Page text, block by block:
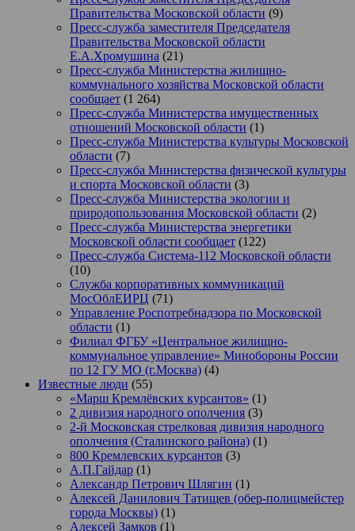
Правительства Московской области (9)
Пресс-служба заместителя Председателя
Правительства Московской области
Е.А.Хромушина (21)
Пресс-служба Министерства жилищно-
коммунального хозяйства Московской области
сообщает (1 264)
Пресс-служба Министерства имущественных
отношений Московской области (1)
Пресс-служба Министерства культуры Московской
области (7)
Пресс-служба Министерства физической культуры
и спорта Московской области (3)
Пресс-служба Министерства экологии и
природопользования Московской области (2)
Пресс-служба Министерства энергетики
Московской области сообщает (122)
Пресс-служба Система-112 Московской области
(10)
Служба корпоративных коммуникаций
МосОблЕИРЦ (71)
Управление Роспотребнадзора по Московской
области (1)
Филиал ФГБУ «Центральное жилищно-
коммунальное управление» Минобороны России
по 12 ГУ МО (г.Москва) (4)
Известные люди (55)
«Марш Кремлёвских курсантов» (1)
2 дивизия народного ополчения (3)
2-й Московская стрелковая дивизия народного
ополчения (Сталинского района) (1)
800 Кремлевских курсантов (3)
А.П.Гайдар (1)
Александр Петрович Шлягин (1)
Алексей Данилович Татищев (обер-полицмейстер
города Москвы) (1)
Алексей Замков (1)